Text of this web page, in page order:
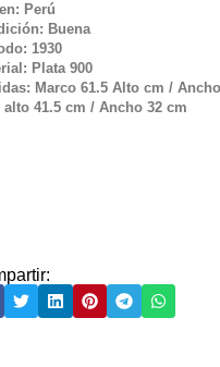
Perú
Buena
1930
Plata 900
Marco 61.5 Alto cm /
alto 41.5 cm / Ancho 32 cm